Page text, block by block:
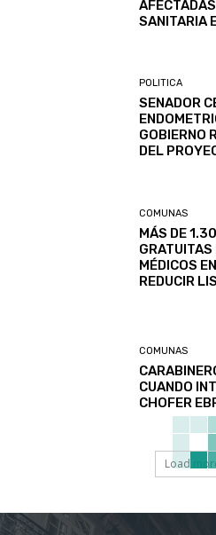
SANITARIA
POLITICA
SENADOR
GOBIERNO
DEL
COMUNAS
MÁS DE
GRATUITAS
MÉDICOS
REDUCIR
COMUNAS
CUANDO
CHOFER
Load